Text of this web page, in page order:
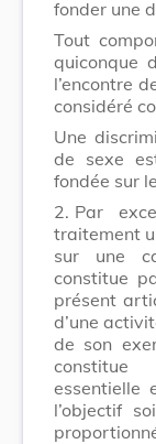
fonder une
Tout
quiconque
l’encontre
considéré
Une
de sexe
fondée sur
2. Par
traitement
sur une
constitue
présent
d’une
de son
constitue
essentielle
l’objectif